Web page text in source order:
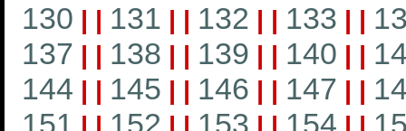
130 | | 131 | | 132 | | 133 | |
137 | | 138 | | 139 | | 140 | |
144 | | 145 | | 146 | | 147 | |
151
152 153 154